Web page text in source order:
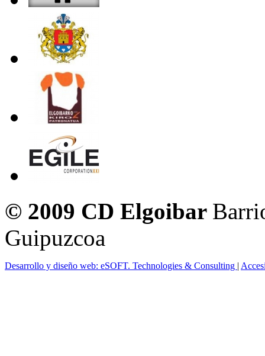
© 2009 CD Elgoibar
Guipuzcoa
Desarrollo y diseño web: eSOFT. Technologies & Consulting |